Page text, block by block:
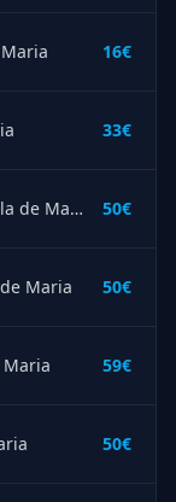
16€
33€
Il Cliente Fanatico 2026 – Piernicola de Maria 50€
Maria 50€
Maria 59€
50€